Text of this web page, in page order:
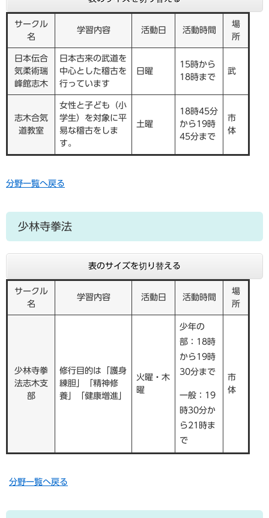
サークル
名
学習内容 活動日 活動時間
場
所
日本伝合
気柔術瑞
峰館志木
日本古来の武道を
中心とした稽古を
行っています
日曜
15時から
18時まで
武
志木合気
道教室
女性と子ども（小
学生）を対象に平
易な稽古をしま
す。
土曜
18時45分
から19時
45分まで
市
体
分野一覧へ戻る
少林寺拳法
表のサイズを切り替える
サークル
名
学習内容 活動日 活動時間
場
所
少林寺拳
法志木支
部
修行目的は「護身
練胆」「精神修
養」「健康増進」
火曜・木
曜
少年の
部：18時
から19時
30分まで
一般：19
時30分か
ら21時ま
で
市
体
分野一覧へ戻る